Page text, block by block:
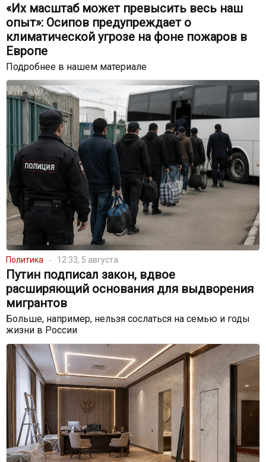
«Их масштаб может превысить весь наш
опыт»: Осипов предупреждает о
климатической угрозе на фоне пожаров в
Европе
Подробнее в нашем материале
Политика 12:33, 5 августа
Путин подписал закон, вдвое
расширяющий основания для выдворения
мигрантов
Больше, например, нельзя сослаться на семью и годы
жизни в России